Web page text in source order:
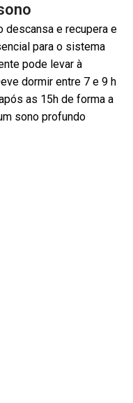
descansa e recupera e
para o sistema
pode levar à
dormir entre 7 e 9 h
as 15h de forma a
sono profundo